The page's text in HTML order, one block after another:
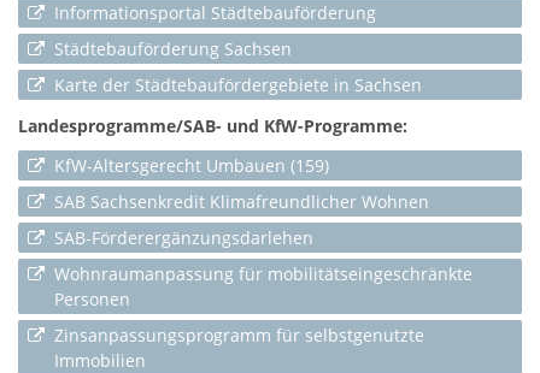
Informationsportal Städtebauförderung
Städtebauförderung Sachsen
Karte der Städtebaufördergebiete in Sachsen
Landesprogramme/SAB- und KfW-Programme:
KfW-Altersgerecht Umbauen (159)
SAB Sachsenkredit Klimafreundlicher Wohnen
SAB-Förderergänzungsdarlehen
Wohnraumanpassung für mobilitätseingeschränkte
Personen
Zinsanpassungsprogramm für selbstgenutzte
Immobilien